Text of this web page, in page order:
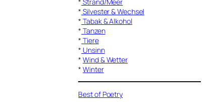
* Silvester & Wechsel
* Tabak & Alkohol
* Tanzen
* Tiere
* Unsinn
*Wind & Wetter
*Winter
Best of Poetry